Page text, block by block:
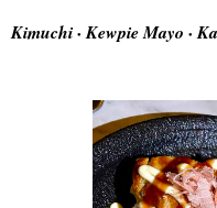
Kimuchi · Kewpie Mayo ·